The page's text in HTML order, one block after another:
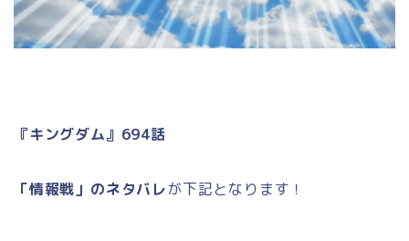
『キングダム』694話
「情報戦 」のネタバレが下記となります！